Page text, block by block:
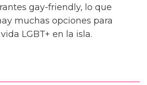
gay-friendly, lo que
muchas opciones para
LGBT+ en la isla.